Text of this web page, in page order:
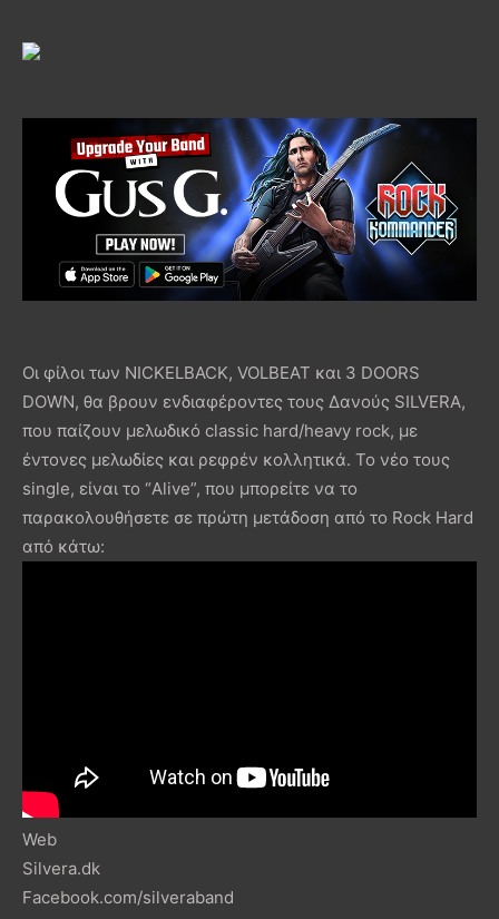
Οι φίλοι των NICKELBACK, VOLBEAT και 3 DOORS
DOWN, θα βρουν ενδιαφέροντες τους Δανούς SILVERA,
που παίζουν μελωδικό classic hard/heavy rock, με
έντονες μελωδίες και ρεφρέν κολλητικά. Το νέο τους
single, είναι το “Alive”, που μπορείτε να το
παρακολουθήσετε σε πρώτη μετάδοση από το Rock Hard
από κάτω:
Web
Silvera.dk
Facebook.com/silveraband